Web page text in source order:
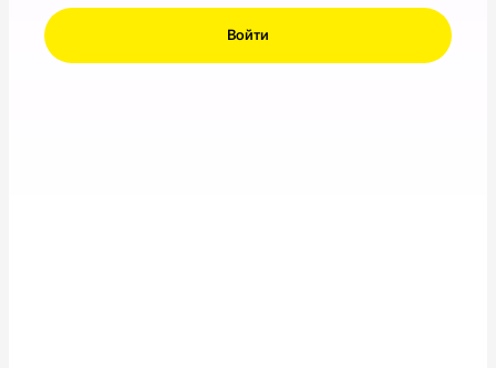
Войти